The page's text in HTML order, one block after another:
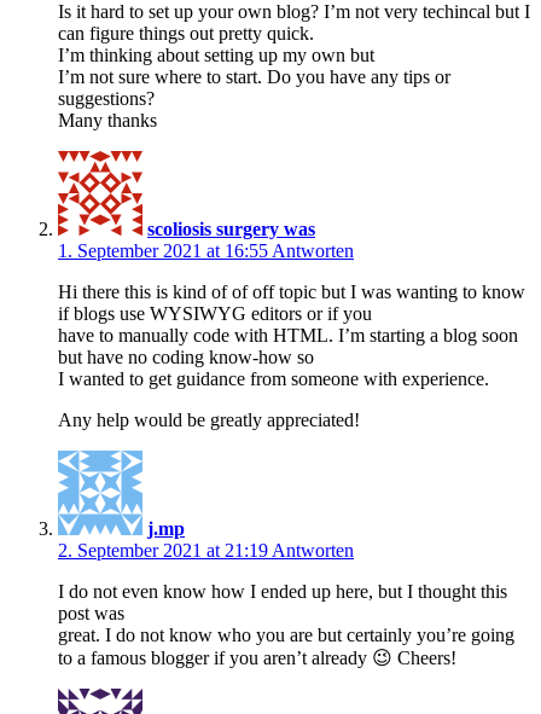
Is it hard to set up your own blog? I’m not very techincal but I
can figure things out pretty quick.
I’m thinking about setting up my own but
I’m not sure where to start. Do you have any tips or
suggestions?
Many thanks
scoliosis surgery was
1. September 2021 at 16:55 Antworten
Hi there this is kind of of off topic but I was wanting to know
if blogs use WYSIWYG editors or if you
have to manually code with HTML. I’m starting a blog soon
but have no coding know-how so
I wanted to get guidance from someone with experience.
Any help would be greatly appreciated!
j.mp
2. September 2021 at 21:19 Antworten
I do not even know how I ended up here, but I thought this
post was
great. I do not know who you are but certainly you’re going
to a famous blogger if you aren’t already 😉 Cheers!